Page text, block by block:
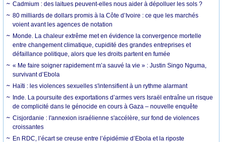
Cadmium : des laitues peuvent-elles nous aider à dépolluer les sols ?
80 milliards de dollars promis à la Côte d’Ivoire : ce que les marchés
voient avant les agences de notation
Monde. La chaleur extrême met en évidence la convergence mortelle
entre changement climatique, cupidité des grandes entreprises et
défaillance politique, alors que les droits partent en fumée
« Me faire soigner rapidement m’a sauvé la vie » : Justin Singo Nguma,
survivant d’Ebola
Haïti : les violences sexuelles s'intensifient à un rythme alarmant
Inde. La poursuite des exportations d’armes vers Israël entraîne un risque
de complicité dans le génocide en cours à Gaza – nouvelle enquête
Cisjordanie : l'annexion israélienne s'accélère, sur fond de violences
croissantes
En RDC, l’écart se creuse entre l’épidémie d’Ebola et la riposte